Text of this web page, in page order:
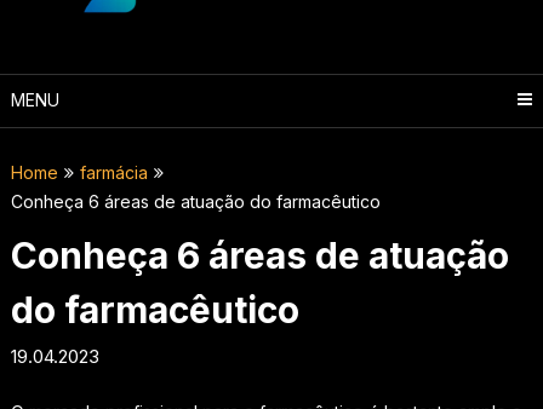
MENU
Home
farmácia
Conheça 6 áreas de atuação do farmacêutico
Conheça 6 áreas de atuação
do farmacêutico
19.04.2023